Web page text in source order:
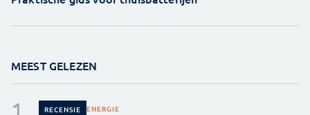
MEEST GELEZEN
RECENSIE ENERGIE